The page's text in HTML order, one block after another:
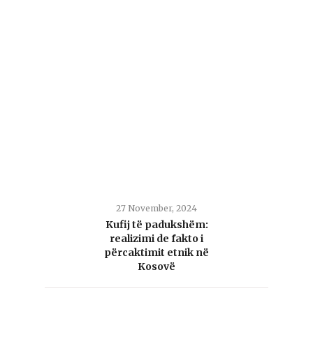
27 November, 2024
Kufij të padukshëm:
realizimi de fakto i
përcaktimit etnik në
Kosovë